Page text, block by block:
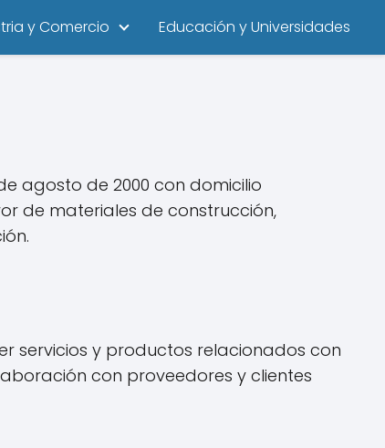
y Comercio Educación y Universidades
agosto de 2000 con domicilio
de materiales de construcción,
servicios y productos relacionados con
con proveedores y clientes